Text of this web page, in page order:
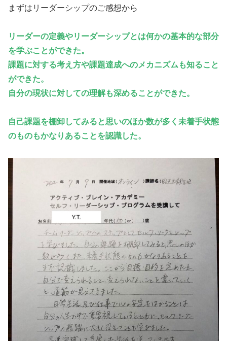
まずはリーダーシップのご感想から
リーダーの定義やリーダーシップとは何かの基本的な部分
を学ぶことができた。
課題に対する考え方や課題達成へのメカニズムも知ること
ができた。
自分の現状に対しての理解も深めることができた。
自己課題を棚卸してみると思いのほか数が多く未着手状態
のものもかなりあることを認識した。